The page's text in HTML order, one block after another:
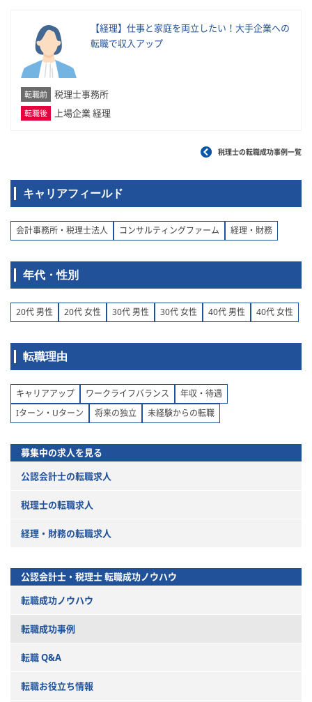
【経理】仕事と家庭を両立したい！大手企業への
転職で収入アップ
転職前 税理士事務所
転職後 上場企業 経理
税理士の転職成功事例一覧
キャリアフィールド
会計事務所・税理士法人 コンサルティングファーム 経理・財務
年代・性別
20代 男性 20代 女性 30代 男性 30代 女性 40代 男性 40代 女性
転職理由
キャリアアップ ワークライフバランス
年収・待遇
Iターン・Uターン
将来の独立 未経験からの転職
募集中の求人を見る
公認会計士の転職求人
税理士の転職求人
経理・財務の転職求人
公認会計士・税理士転職成功ノウハウ
転職成功ノウハウ
転職成功事例
転職 Q&A
転職お役立ち情報